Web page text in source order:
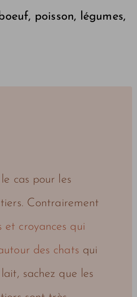
poisson, légumes,
le cas pour les
Contrairement
et croyances qui
des chats qui
sachez que les